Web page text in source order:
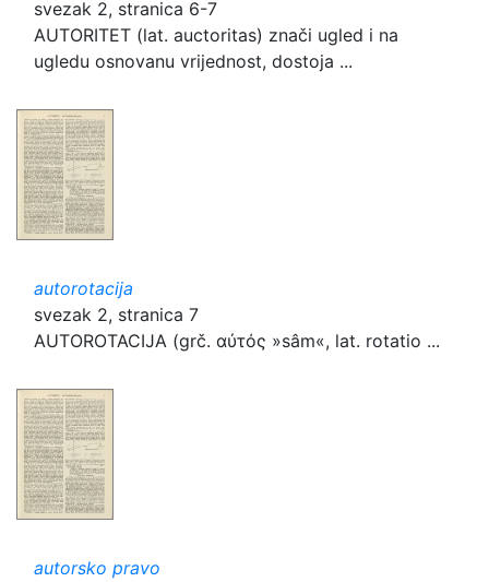
svezak 2, stranica 6-7
AUTORITET (lat. auctoritas) znači ugled i na
ugledu osnovanu vrijednost, dostoja ...
autorotacija
svezak 2, stranica 7
AUTOROTACIJA (grč. αὐτός »sâm«, lat. rotatio ...
autorsko pravo